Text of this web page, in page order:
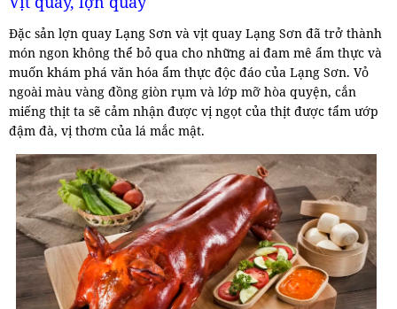
Đặc sản lợn quay Lạng Sơn và vịt quay Lạng Sơn đã trở thành
món ngon không thể bỏ qua cho những ai đam mê ẩm thực và
muốn khám phá văn hóa ẩm thực độc đáo của Lạng Sơn. Vỏ
ngoài màu vàng đồng giòn rụm và lớp mỡ hòa quyện, cắn
miếng thịt ta sẽ cảm nhận được vị ngọt của thịt được tẩm ướp
đậm đà, vị thơm của lá mắc mật.